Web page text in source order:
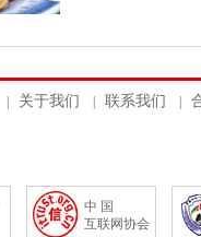
关于我们 联系我们
中 国
互联网协会